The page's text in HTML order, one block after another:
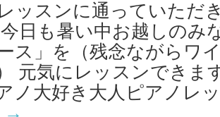
ッスンに通っていただ
日も暑い中お越しのみ
ス」を（残念ながらワ
元気にレッスンできま
ノ大好き大人ピアノレ
→